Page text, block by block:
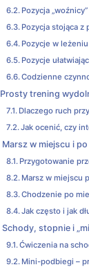
Pozycja
Pozycja stojąca z
Pozycje w
Pozycje
Codzienne
Prosty trening
Dlaczego ruch
Jak ocenić, czy
Marsz w miejscu i
Przygotowanie
Marsz w miejscu
Chodzenie po
Jak często i jak
Schody, stopnie i
Ćwiczenia na
Mini-podbiegi –